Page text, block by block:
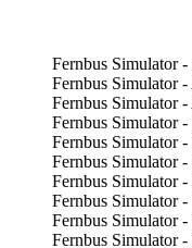
Fernbus Simulator -
Fernbus Simulator
Fernbus Simulator
Fernbus Simulator
Fernbus Simulator
Fernbus Simulator
Fernbus Simulator
Fernbus Simulator
Fernbus Simulator
Fernbus Simulator